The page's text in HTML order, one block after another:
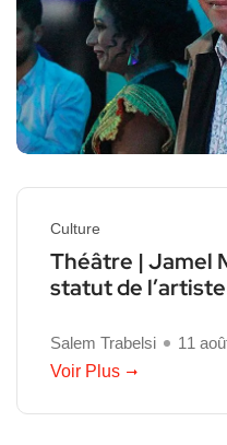
Culture
Théâtre | Jamel
statut de l’artiste
Salem Trabelsi
11
Voir Plus